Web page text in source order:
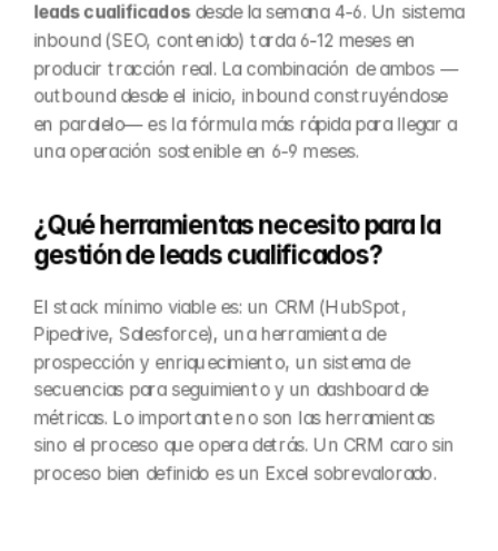
leads cualificados desde la semana 4-6. Un sistema
inbound (SEO, contenido) tarda 6-12 meses en
producir tracción real. La combinación de ambos —
outbound desde el inicio, inbound construyéndose
en paralelo— es la fórmula más rápida para llegar a
una operación sostenible en 6-9 meses.
¿Qué herramientas necesito para la
gestión de leads cualificados?
El stack mínimo viable es: un CRM (HubSpot,
Pipedrive, Salesforce), una herramienta de
prospección y enriquecimiento, un sistema de
secuencias para seguimiento y un dashboard de
métricas. Lo importante no son las herramientas
sino el proceso que opera detrás. Un CRM caro sin
proceso bien definido es un Excel sobrevalorado.